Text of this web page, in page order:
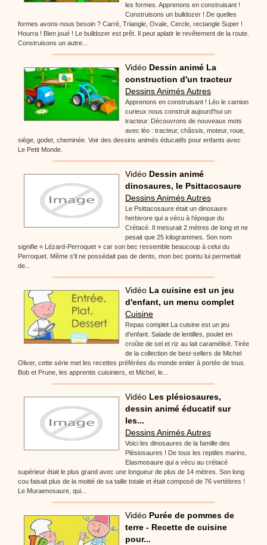
les formes. Apprenons en construisant !
Construisons un bulldozer ! De quelles
formes avons-nous besoin ? Carré, Triangle, Ovale, Cercle, rectangle Super !
Hourra ! Bien joué ! Le bulldozer est prêt. Il peut aplatir le revêtement de la route.
Construisons un autre...
Vidéo Dessin animé La
construction d'un tracteur
Dessins Animés Autres
Apprenons en construisant ! Léo le camion
curieux nous construit aujourd'hui un
tracteur. Découvrons de nouveaux mots
avec léo : tracteur, châssis, moteur, roue,
siège, godet, cheminée. Voir des dessins animés éducatifs pour enfants avec
Le Petit Monde.
Vidéo Dessin animé
dinosaures, le Psittacosaure
Dessins Animés Autres
Le Psittacosaure était un dinosaure
herbivore qui a vécu à l’époque du
Crétacé. Il mesurait 2 mètres de long et ne
pesait que 25 kilogrammes. Son nom
signifie « Lézard-Perroquet » car son bec ressemble beaucoup à celui du
Perroquet. Même s'il ne possédait pas de dents, mon bec pointu lui permettait
de...
Vidéo La cuisine est un jeu
d'enfant, un menu complet
Cuisine
Repas complet La cuisine est un jeu
d'enfant. Salade de lentilles, poulet en
croûte de sel et riz au lait caramélisé. Tirée
de la collection de best-sellers de Michel
Oliver, cette série met les recettes préférées du monde entier à portée de tous.
Bob et Prune, les apprentis cuisiniers, et Michel, le...
Vidéo Les plésiosaures,
dessin animé éducatif sur
les...
Dessins Animés Autres
Voici les dinosaures de la famille des
Plésiosaures ! De tous les reptiles marins,
Elasmosaure qui a vécu au crétacé
supérieur était le plus grand avec une longueur de plus de 14 mètres. Son long
cou faisait plus de la moitié de sa taille totale et était composé de 76 vertèbres !
Le Muraenosaure, qui...
Vidéo Purée de pommes de
terre - Recette de cuisine
pour...